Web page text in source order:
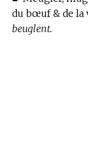
du bœuf & de la
beuglent.